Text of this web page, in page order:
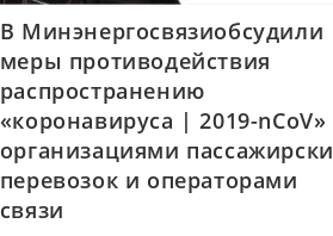
В Минэнергосвязиобсудили
меры противодействия
распространению
«коронавируса | 2019-nCoV»
организациями
перевозок и операторами
связи